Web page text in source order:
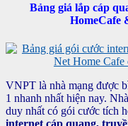
Bảng giá lắp cáp
HomeCafe
VNPT là nhà mạng được
1 nhanh nhất hiện nay.
duy nhất có gói cước tích
internet cáp quang,